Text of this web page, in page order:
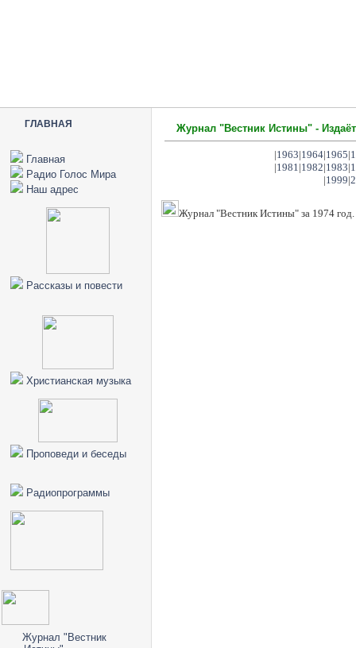
ГЛАВНАЯ
Главная
Радио Голос Мира
Наш адрес
Рассказы и повести
Христианская музыка
Проповеди и беседы
Радиопрограммы
Журнал "Вестник
Журнал "Вестник Истины" -
|1963|1964|1965|
|1981|1982|1983|
|1999|
Журнал "Вестник Истины" за 1974